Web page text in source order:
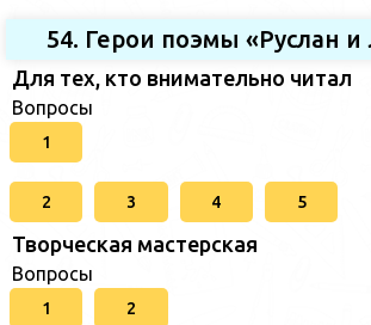
54. Герои поэмы «Руслан
Для тех, кто внимательно читал
Вопросы
1
2 3 4 5
Творческая мастерская
Вопросы
1 2